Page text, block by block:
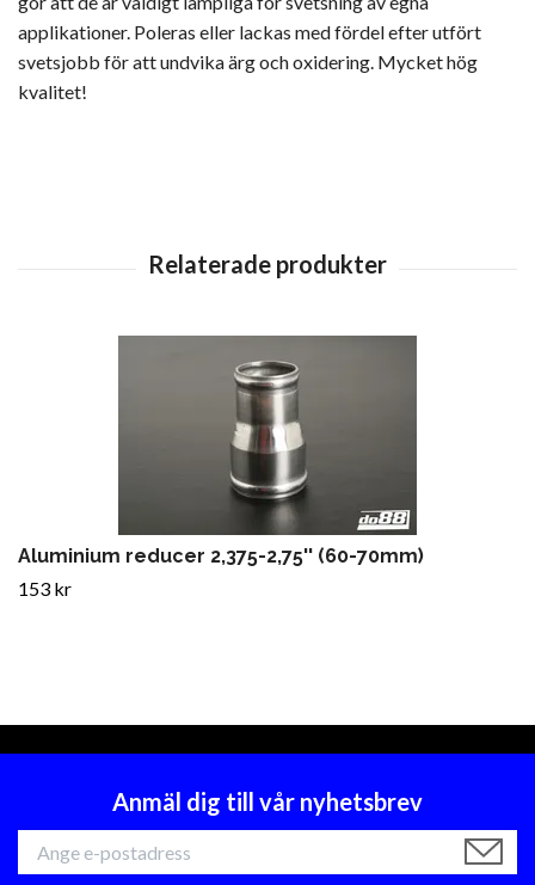
applikationer. Poleras eller lackas med fördel efter utfört
svetsjobb för att undvika ärg och oxidering. Mycket hög
kvalitet!
Aluminium reducer 2,375-2,75'' (60-70mm)
153 kr
Anmäl dig till vår nyhetsbrev